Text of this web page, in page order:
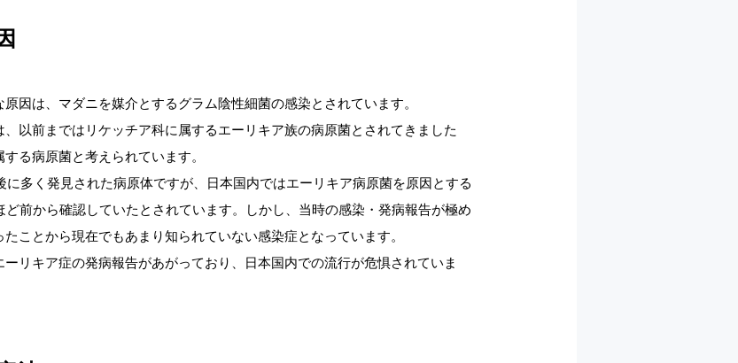
因は、マダニを媒介とするグラム陰性細菌の感染とされています。
以前まではリケッチア科に属するエーリキア族の病原菌とされてきました
る病原菌と考えられています。
に多く発見された病原体ですが、日本国内ではエーリキア病原菌を原因とする
前から確認していたとされています。しかし、当時の感染・発病報告が極め
ことから現在でもあまり知られていない感染症となっています。
リキア症の発病報告があがっており、日本国内での流行が危惧されていま